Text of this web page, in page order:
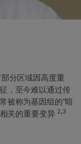
分区域因高度重
，至今难以通过传
被称为基因组的“暗
关的重要变异 2,3